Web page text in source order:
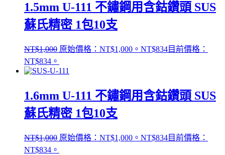
1.5mm U-111 不鏽鋼用含鈷鑽頭 SUS
蘇氏精密 1包10支
NT$1,000 原始價格：NT$1,000。 NT$834目前價格：
NT$834。
1.6mm U-111 不鏽鋼用含鈷鑽頭 SUS
蘇氏精密 1包10支
NT$1,000 原始價格：NT$1,000。 NT$834目前價格：
NT$834。